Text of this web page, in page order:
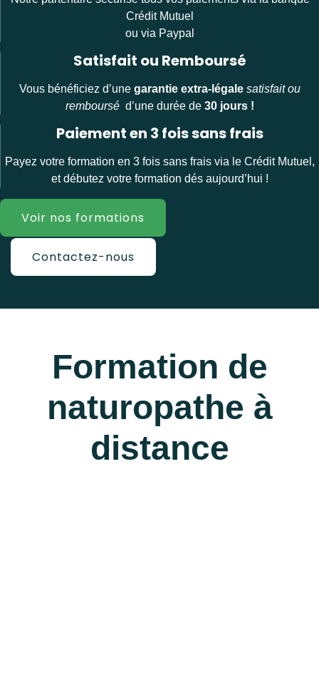
Crédit Mutuel
ou via Paypal
Satisfait ou Remboursé
Vous bénéficiez d’une garantie extra-légale satisfait ou
remboursé d’une durée de 30 jours !
Paiement en 3 fois sans frais
Payez votre formation en 3 fois sans frais via le Crédit Mutuel,
et débutez votre formation dés aujourd’hui !
Voir nos formations
Contactez-nous
Formation de
naturopathe à
distance